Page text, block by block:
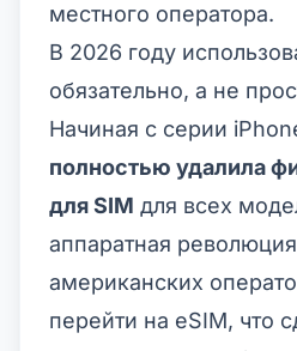
местного оператора.
В 2026 году
обязательно, а не
Начиная с серии
полностью удалила
для SIM для всех
аппаратная революция
американских
перейти на eSIM, что